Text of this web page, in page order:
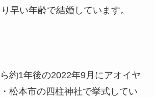
早い年齢で結婚しています。
約1年後の2022年9月にアオイヤ
松本市の四柱神社で挙式してい